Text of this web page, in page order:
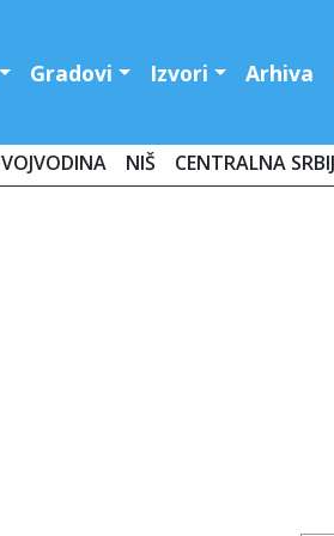
Gradovi Izvori Arhiva
VOJVODINA NIŠ CENTRALNA